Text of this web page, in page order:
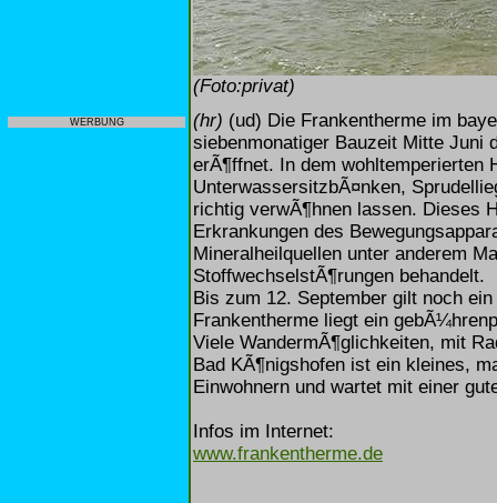
WERBUNG
(Foto:privat)
(hr) (ud) Die Frankentherme im
siebenmonatiger Bauzeit Mitte Juni
erÃ¶ffnet. In dem wohltemperierten
UnterwassersitzbÃ¤nken,
richtig verwÃ¶hnen lassen. Dieses
Erkrankungen des
Mineralheilquellen unter anderem
StoffwechselstÃ¶rungen behandelt.
Bis zum 12. September gilt noch
Frankentherme liegt ein
Viele WandermÃ¶glichkeiten, mit
Bad KÃ¶nigshofen ist ein kleines,
Einwohnern und wartet mit einer
Infos im Internet:
www.frankentherme.de